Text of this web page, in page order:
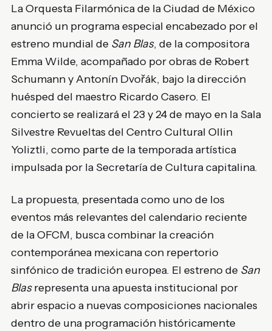
LaOrquesta Filarmónica de la Ciudad de México
anunció un programa especial encabezado por el
estreno mundial de San Blas, de la compositora
Emma Wilde, acompañado por obras de Robert
Schumann y Antonín Dvořák, bajo la dirección
huésped del maestro Ricardo Casero. El
concierto se realizará el 23 y 24 de mayo en la Sala
Silvestre Revueltas del Centro Cultural Ollin
Yoliztli, como parte de la temporada artística
impulsada por la Secretaría de Cultura capitalina.
La propuesta, presentada como uno de los
eventos más relevantes del calendario reciente
de la OFCM, busca combinar la creación
contemporánea mexicana con repertorio
sinfónico de tradición europea. El estreno de San
Blasrepresenta una apuesta institucional por
abrir espacio a nuevas composiciones nacionales
dentro de una programación históricamente